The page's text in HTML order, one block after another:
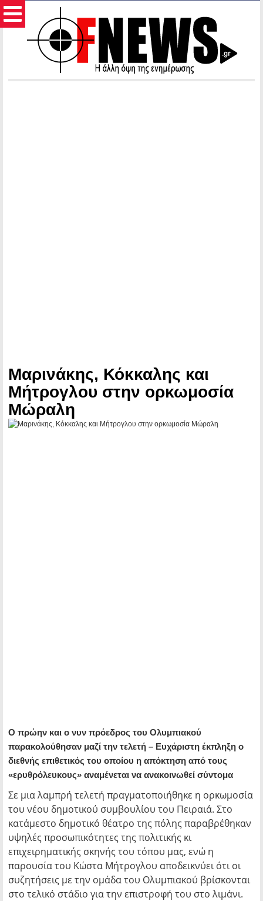
Μαρινάκης, Κόκκαλης και
Μήτρογλου στην ορκωμοσία
Μώραλη
Ο πρώην και ο νυν πρόεδρος του Ολυμπιακού
παρακολούθησαν μαζί την τελετή – Ευχάριστη έκπληξη ο
διεθνής επιθετικός του οποίου η απόκτηση από τους
«ερυθρόλευκους» αναμένεται να ανακοινωθεί σύντομα
Σε μια λαμπρή τελετή πραγματοποιήθηκε η ορκωμοσία
του νέου δημοτικού συμβουλίου του Πειραιά. Στο
κατάμεστο δημοτικό θέατρο της πόλης παραβρέθηκαν
υψηλές προσωπικότητες της πολιτικής κι
επιχειρηματικής σκηνής του τόπου μας, ενώ η
παρουσία του Κώστα Μήτρογλου αποδεικνύει ότι οι
συζητήσεις με την ομάδα του Ολυμπιακού βρίσκονται
στο τελικό στάδιο για την επιστροφή του στο λιμάνι.